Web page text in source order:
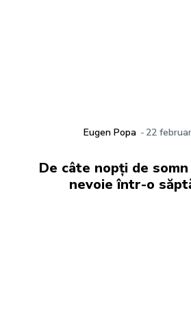
Eugen Popa - 22
De câte nopți de
nevoie într-o